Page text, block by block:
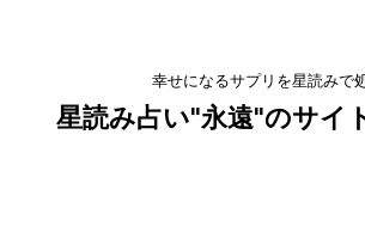
幸せになるサプリを星読みで
星読み占い"永遠"のサイ